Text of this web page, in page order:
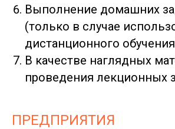
Выполнение домашних
(только в случае
дистанционного
В качестве наглядных
проведения лекционных
ПРЕДПРИЯТИЯ